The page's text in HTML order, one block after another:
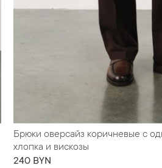
Брюки оверсайз коричневые с
хлопка и вискозы
240 BYN